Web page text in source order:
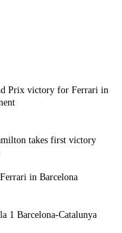
Prix victory for Ferrari in
takes first victory
in Barcelona
1 Barcelona-Catalunya